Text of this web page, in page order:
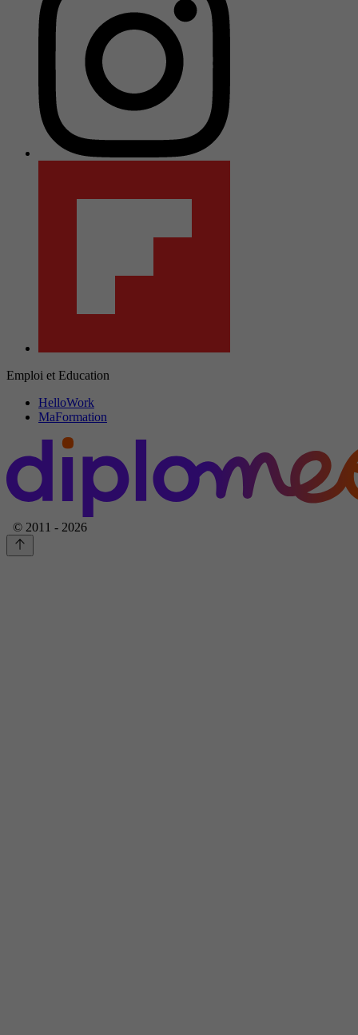
Emploi et Education
HelloWork
MaFormation
© 2011 - 2026